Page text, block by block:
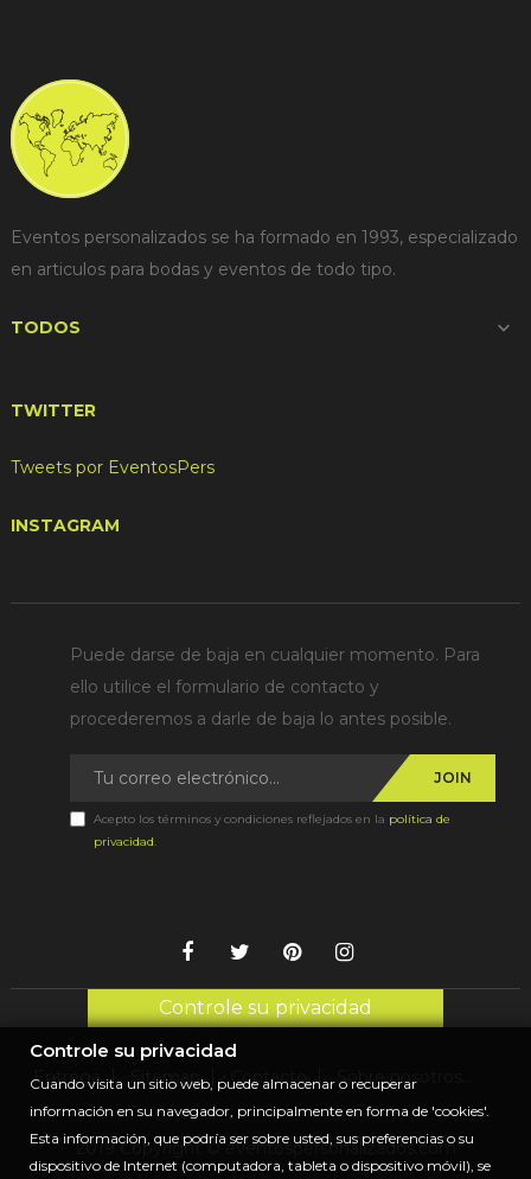
Eventos personalizados se ha formado en 1993, especializado
en articulos para bodas y eventos de todo tipo.
TODOS 
TWITTER
Tweets por EventosPers
INSTAGRAM
Puede darse de baja en cualquier momento. Para
ello utilice el formulario de contacto y
procederemos a darle de baja lo antes posible.
JOIN
Acepto los términos y condiciones reflejados en la política de
privacidad.
Controle su privacidad
Entrega Sitemap Contacto Sobre nosotros...
2019 Copyright © eventospersonalizados.com
Controle su privacidad
Cuando visita un sitio web, puede almacenar o recuperar
información en su navegador, principalmente en forma de 'cookies'.
Esta información, que podría ser sobre usted, sus preferencias o su
dispositivo de Internet (computadora, tableta o dispositivo móvil), se